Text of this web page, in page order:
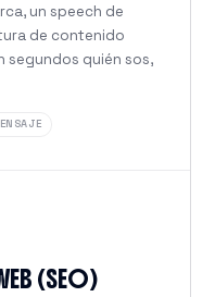
un speech de
de contenido
segundos quién sos,
(SEO)